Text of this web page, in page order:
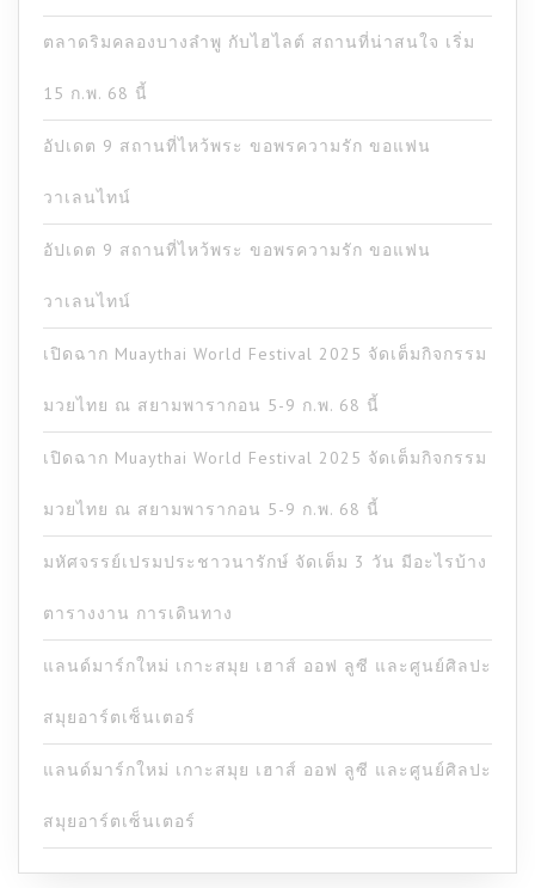
ตลาดริมคลองบางลำพู กับไฮไลต์ สถานที่น่าสนใจ เริ่ม
15 ก.พ. 68 นี้
อัปเดต 9 สถานที่ไหว้พระ ขอพรความรัก ขอแฟน
วาเลนไทน์
อัปเดต 9 สถานที่ไหว้พระ ขอพรความรัก ขอแฟน
วาเลนไทน์
เปิดฉาก Muaythai World Festival 2025 จัดเต็มกิจกรรม
มวยไทย ณ สยามพารากอน 5-9 ก.พ. 68 นี้
เปิดฉาก Muaythai World Festival 2025 จัดเต็มกิจกรรม
มวยไทย ณ สยามพารากอน 5-9 ก.พ. 68 นี้
มหัศจรรย์เปรมประชาวนารักษ์ จัดเต็ม 3 วัน มีอะไรบ้าง
ตารางงาน การเดินทาง
แลนด์มาร์กใหม่ เกาะสมุย เฮาส์ ออฟ ลูซี และศูนย์ศิลปะ
สมุยอาร์ตเซ็นเตอร์
แลนด์มาร์กใหม่ เกาะสมุย เฮาส์ ออฟ ลูซี และศูนย์ศิลปะ
สมุยอาร์ตเซ็นเตอร์